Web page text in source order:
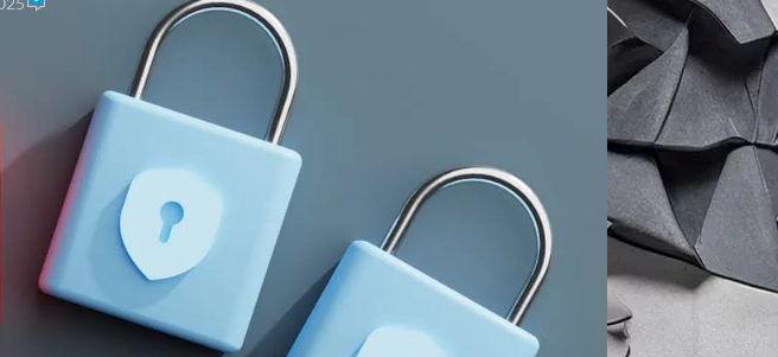
VPN, ИИ-сервисов и утилит крадут данные пользователей
Store
более 100 вредоносных расширений
в официальном магазине
подключаются к удалённым серверами могут использоваться